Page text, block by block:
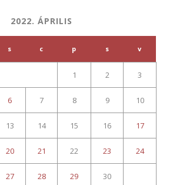
2022. ÁPRILIS
s c p s v
1 2 3
6 7 8 9 10
13 14 15 16 17
20 21 22 23 24
27 28 29
30